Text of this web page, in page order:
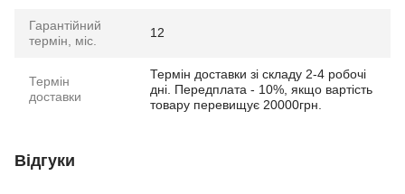
Гарантійний
термін, міс.
12
Термін
доставки
Термін доставки зі складу 2-4 робочі
дні. Передплата - 10%, якщо вартість
товару перевищує 20000грн.
Відгуки